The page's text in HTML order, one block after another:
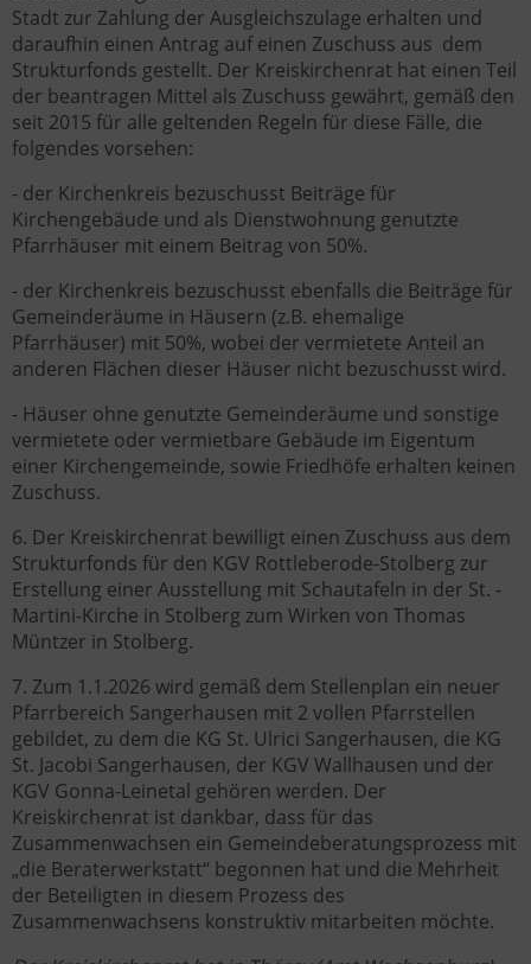
Stadt zur Zahlung der Ausgleichszulage erhalten und
daraufhin einen Antrag auf einen Zuschuss aus dem
Strukturfonds gestellt. Der Kreiskirchenrat hat einen Teil
der beantragen Mittel als Zuschuss gewährt, gemäß den
seit 2015 für alle geltenden Regeln für diese Fälle, die
folgendes vorsehen:
- der Kirchenkreis bezuschusst Beiträge für
Kirchengebäude und als Dienstwohnung genutzte
Pfarrhäuser mit einem Beitrag von 50%.
- der Kirchenkreis bezuschusst ebenfalls die Beiträge für
Gemeinderäume in Häusern (z.B. ehemalige
Pfarrhäuser) mit 50%, wobei der vermietete Anteil an
anderen Flächen dieser Häuser nicht bezuschusst wird.
- Häuser ohne genutzte Gemeinderäume und sonstige
vermietete oder vermietbare Gebäude im Eigentum
einer Kirchengemeinde, sowie Friedhöfe erhalten keinen
Zuschuss.
6. Der Kreiskirchenrat bewilligt einen Zuschuss aus dem
Strukturfonds für den KGV Rottleberode-Stolberg zur
Erstellung einer Ausstellung mit Schautafeln in der St. -
Martini-Kirche in Stolberg zum Wirken von Thomas
Müntzer in Stolberg.
7. Zum 1.1.2026 wird gemäß dem Stellenplan ein neuer
Pfarrbereich Sangerhausen mit 2 vollen Pfarrstellen
gebildet, zu dem die KG St. Ulrici Sangerhausen, die KG
St. Jacobi Sangerhausen, der KGV Wallhausen und der
KGV Gonna-Leinetal gehören werden. Der
Kreiskirchenrat ist dankbar, dass für das
Zusammenwachsen ein Gemeindeberatungsprozess mit
„die Beraterwerkstatt“ begonnen hat und die Mehrheit
der Beteiligten in diesem Prozess des
Zusammenwachsens konstruktiv mitarbeiten möchte.